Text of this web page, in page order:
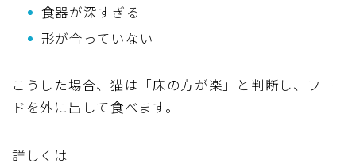
食器が深すぎる
形が合っていない
こうした場合、猫は「床の方が楽」と判断し、フー
ドを外に出して食べます。
詳しくは